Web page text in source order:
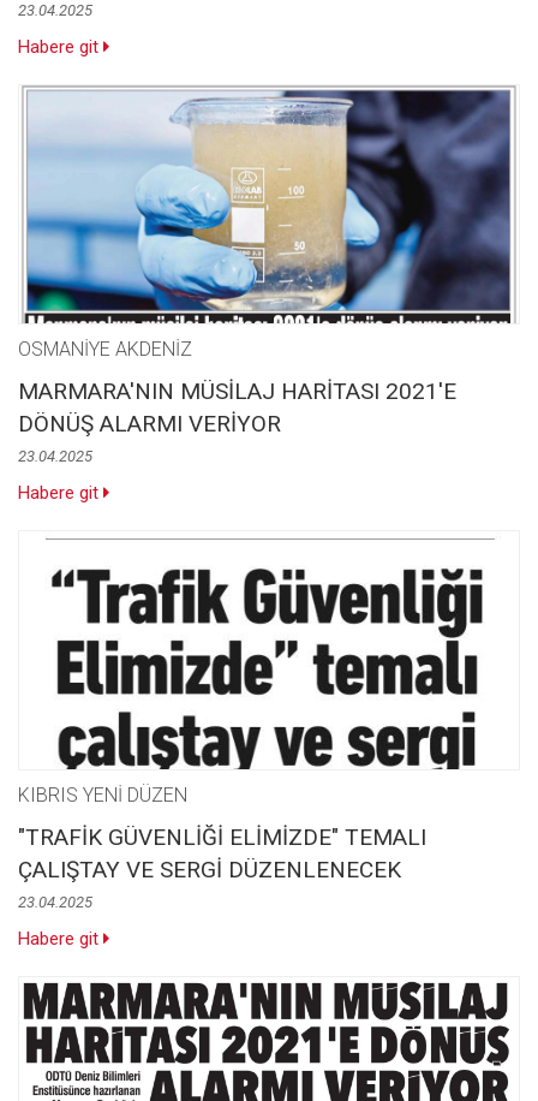
23.04.2025
Habere git
OSMANİYE AKDENİZ
MARMARA'NIN MÜSİLAJ HARİTASI 2021'E
DÖNÜŞ ALARMI VERİYOR
23.04.2025
Habere git
KIBRIS YENİ DÜZEN
"TRAFİK GÜVENLİĞİ ELİMİZDE" TEMALI
ÇALIŞTAY VE SERGİ DÜZENLENECEK
23.04.2025
Habere git